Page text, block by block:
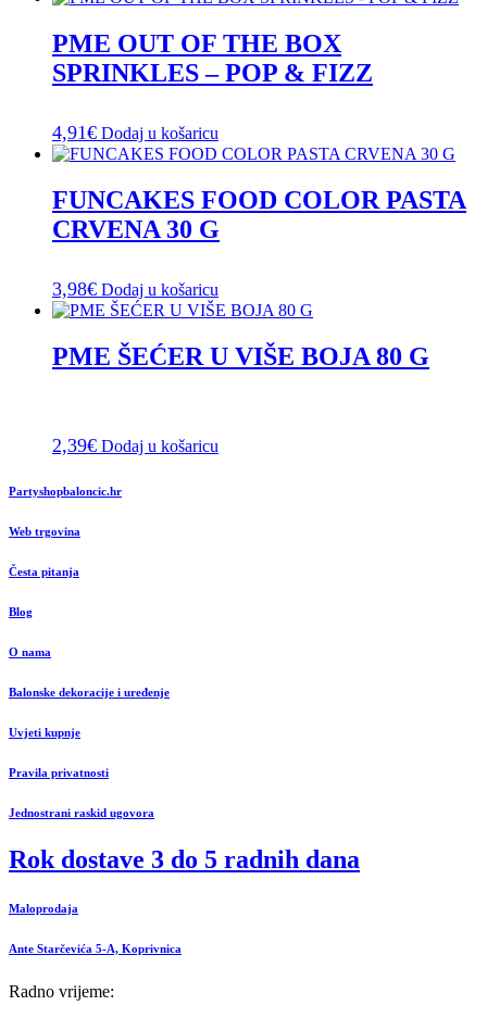
PME OUT OF THE BOX
SPRINKLES – POP & FIZZ
4,91€ Dodaj u košaricu
FUNCAKES FOOD COLOR PASTA
CRVENA 30 G
3,98€ Dodaj u košaricu
PME ŠEĆER U VIŠE BOJA 80 G
2,39€ Dodaj u košaricu
Partyshopbaloncic.hr
Web trgovina
Česta pitanja
Blog
O nama
Balonske dekoracije i uređenje
Uvjeti kupnje
Pravila privatnosti
Jednostrani raskid ugovora
Rok dostave 3 do 5 radnih dana
Maloprodaja
Ante Starčevića 5-A, Koprivnica
Radno vrijeme: